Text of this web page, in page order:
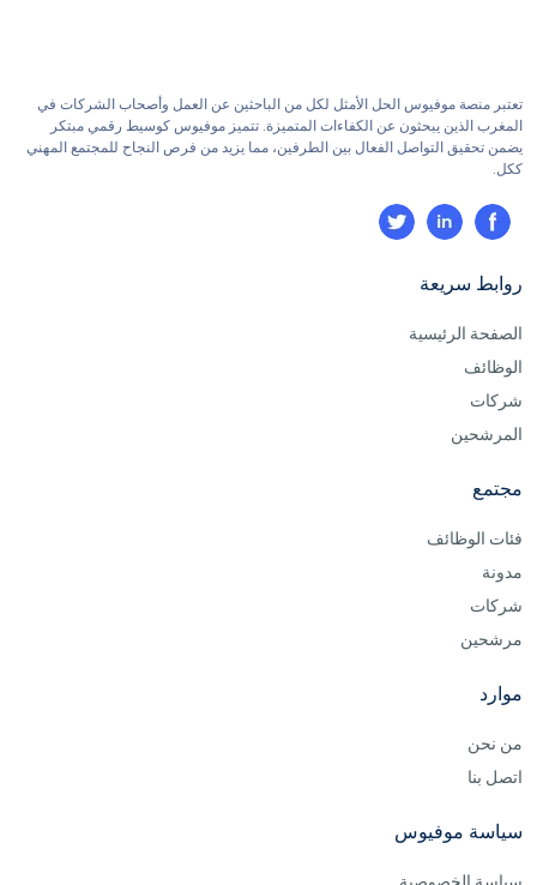
تعتبر منصة موفيوس الحل الأمثل لكل من الباحثين عن العمل وأصحاب الشركات في
المغرب الذين يبحثون عن الكفاءات المتميزة. تتميز موفيوس كوسيط رقمي مبتكر
يضمن تحقيق التواصل الفعال بين الطرفين، مما يزيد من فرص النجاح للمجتمع المهني
ككل.
روابط سريعة
الصفحة الرئيسية
الوظائف
شركات
المرشحين
مجتمع
فئات الوظائف
مدونة
شركات
مرشحين
موارد
من نحن
اتصل بنا
سياسة موفيوس